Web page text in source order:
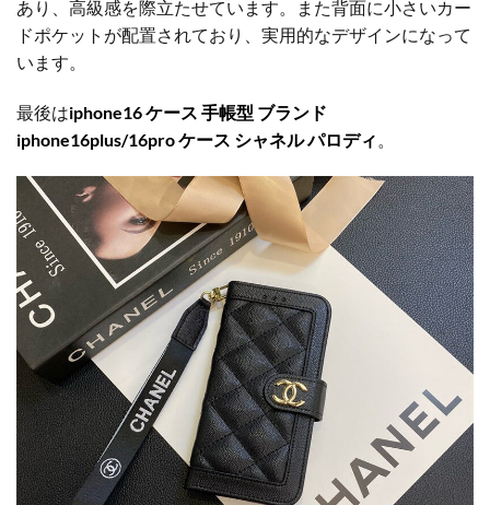
あり、高級感を際立たせています。また背面に小さいカー
ドポケットが配置されており、実用的なデザインになって
います。
最後はiphone16 ケース 手帳型 ブランド
iphone16plus/16pro ケース シャネル パロディ 。